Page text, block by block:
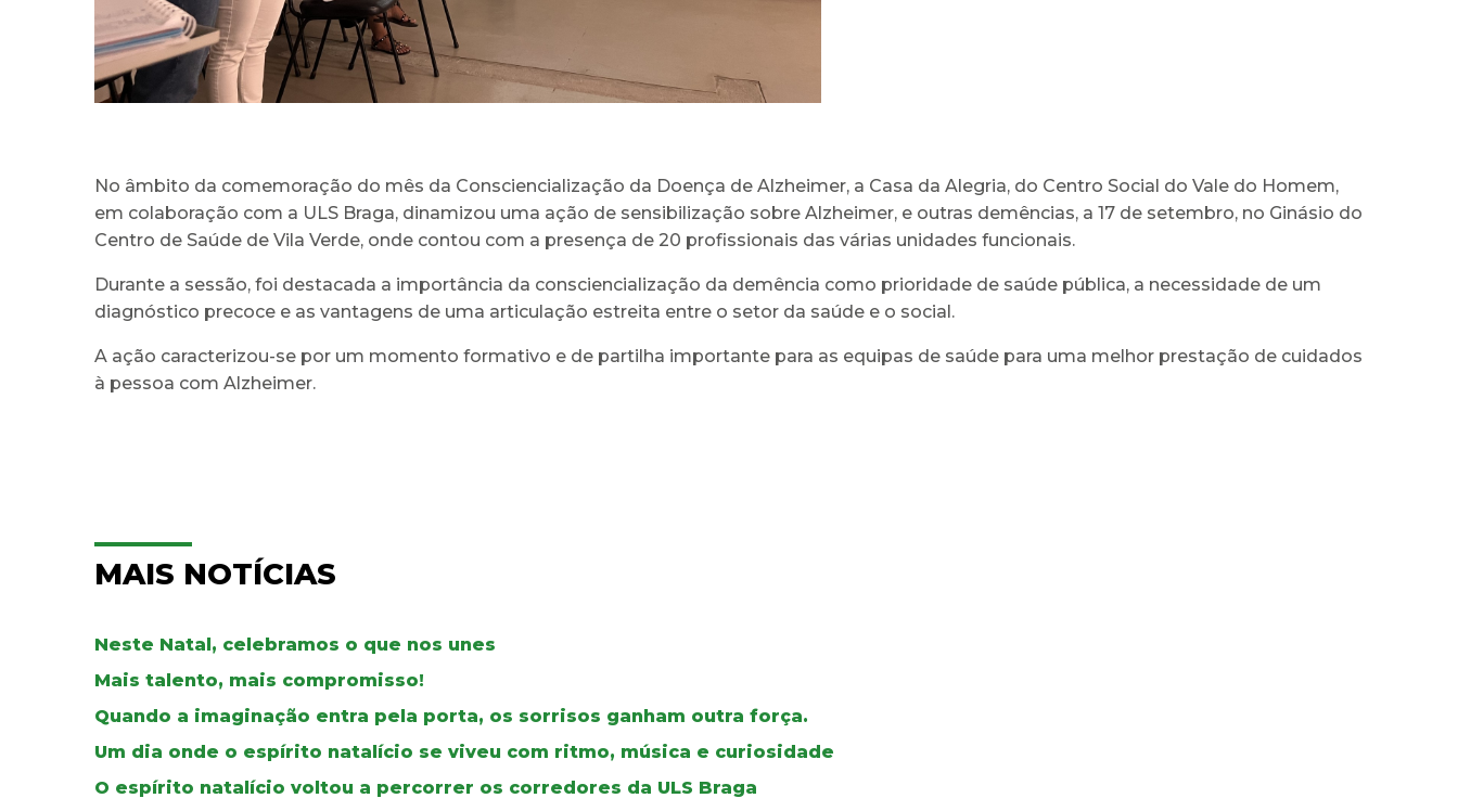
No âmbito da comemoração do mês da Consciencialização da Doença de Alzheimer, a Casa da Alegria, do Centro Social do Vale do Homem,
em colaboração com a ULS Braga, dinamizou uma ação de sensibilização sobre Alzheimer, e outras demências, a 17 de setembro, no Ginásio do
Centro de Saúde de Vila Verde, onde contou com a presença de 20 profissionais das várias unidades funcionais.
Durante a sessão, foi destacada a importância da consciencialização da demência como prioridade de saúde pública, a necessidade de um
diagnóstico precoce e as vantagens de uma articulação estreita entre o setor da saúde e o social.
A ação caracterizou-se por um momento formativo e de partilha importante para as equipas de saúde para uma melhor prestação de cuidados
à pessoa com Alzheimer.
MAIS NOTÍCIAS
Neste Natal, celebramos o que nos unes
Mais talento, mais compromisso!
Quando a imaginação entra pela porta, os sorrisos ganham outra força.
Um dia onde o espírito natalício se viveu com ritmo, música e curiosidade
O espírito natalício voltou a percorrer os corredores da ULS Braga